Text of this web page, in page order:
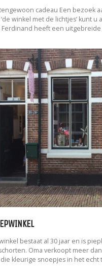
cadeau Een bezoek
winkel met de lichtjes’ kunt
Ferdinand heeft een uitgebreide
bestaat al 30 jaar en is
Oma verkoopt meer
kleurige snoepjes in het